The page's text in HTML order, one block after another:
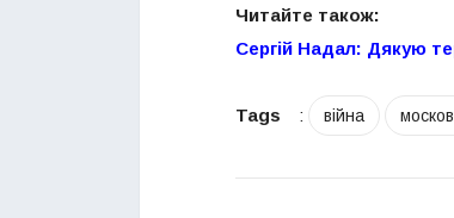
Читайте також:
Сергій Надал: Дякую
Tags : війна